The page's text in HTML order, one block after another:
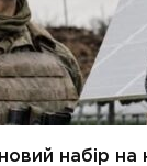
набір на